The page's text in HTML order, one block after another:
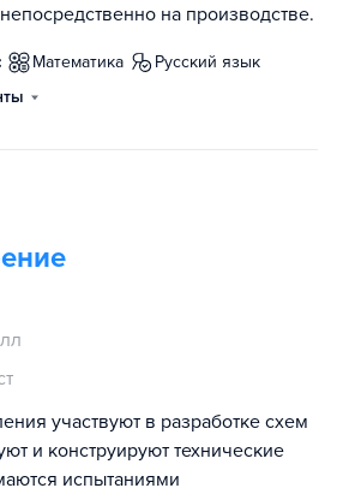
на производстве.
математика
русский язык
участвуют в разработке схем
и конструируют технические
испытаниями